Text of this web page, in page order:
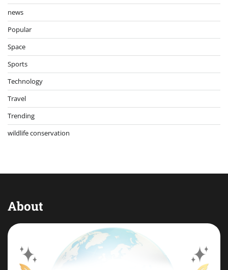
news
Popular
Space
Sports
Technology
Travel
Trending
wildlife conservation
About